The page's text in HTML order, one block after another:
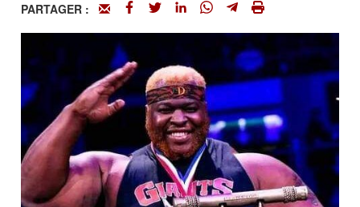
PARTAGER :